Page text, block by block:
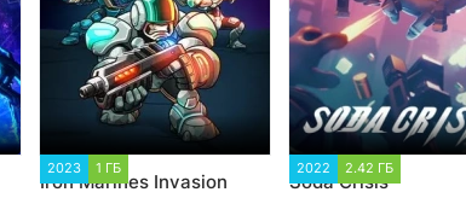
2023 1 ГБ
Iron Marines Invasion
2022 2.42 ГБ
Soda Crisis